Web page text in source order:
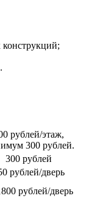
рублей/этаж,
300 рублей.
300 рублей
рублей/дверь
рублей/дверь